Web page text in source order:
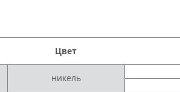
Цвет
никель